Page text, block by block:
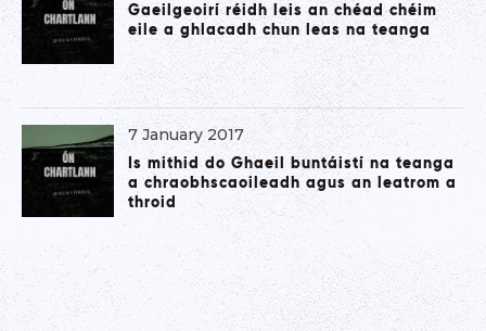
Gaeilgeoirí réidh leis an chéad chéim
eile a ghlacadh chun leas na teanga
7 January 2017
Is mithid do Ghaeil buntáistí na teanga
a chraobhscaoileadh agus an leatrom a
throid